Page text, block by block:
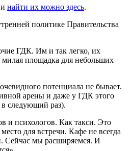
найти их можно здесь.
политике Правительства
ГДК. Им и так легко, их
площадка для небольших
потенциала не бывает.
арены и даже у ГДК этого
в следующий раз).
и психологов. Как такси. Это
для встречи. Кафе не всегда
Сейчас мы расширяемся. И